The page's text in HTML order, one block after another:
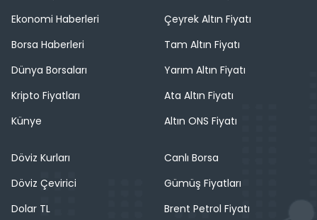
Ekonomi Haberleri
Borsa Haberleri
Dünya Borsaları
Kripto Fiyatları
Künye
Çeyrek Altın Fiyatı
Tam Altın Fiyatı
Yarım Altın Fiyatı
Ata Altın Fiyatı
Altın ONS Fiyatı
Döviz Kurları
Döviz Çevirici
Dolar TL
Canlı Borsa
Gümüş Fiyatları
Brent Petrol Fiyatı